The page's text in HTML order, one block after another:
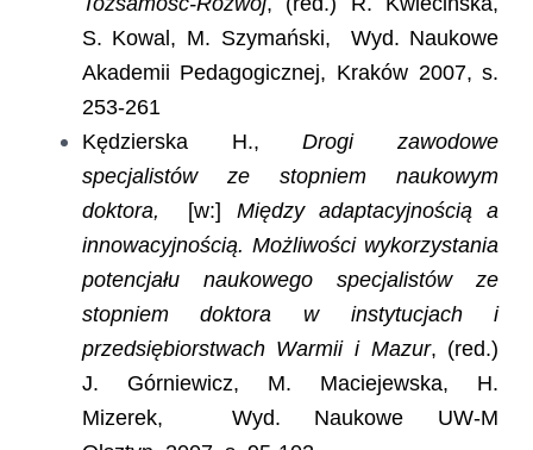
S. Kowal, M. Szymański, Wyd. Naukowe
Akademii Pedagogicznej, Kraków 2007, s.
253-261
Kędzierska H.,Drogi zawodowe
specjalistów ze stopniem naukowym
doktora,
[w:] Między adaptacyjnością a
innowacyjnością. Możliwości wykorzystania
potencjału naukowego specjalistów ze
stopniem doktora w instytucjach i
przedsiębiorstwach Warmii i Mazur, (red.)
J. Górniewicz, M. Maciejewska, H.
Mizerek, Wyd. Naukowe UW-M